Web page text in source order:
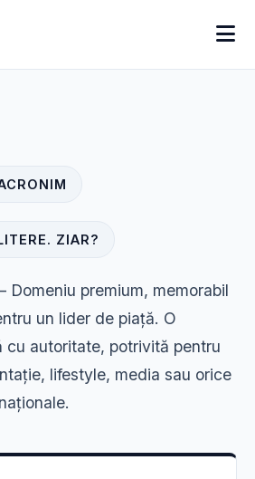
ZIAR?
Domeniu premium, memorabil
un lider de piață. O
cu autoritate, potrivită pentru
lifestyle, media sau orice